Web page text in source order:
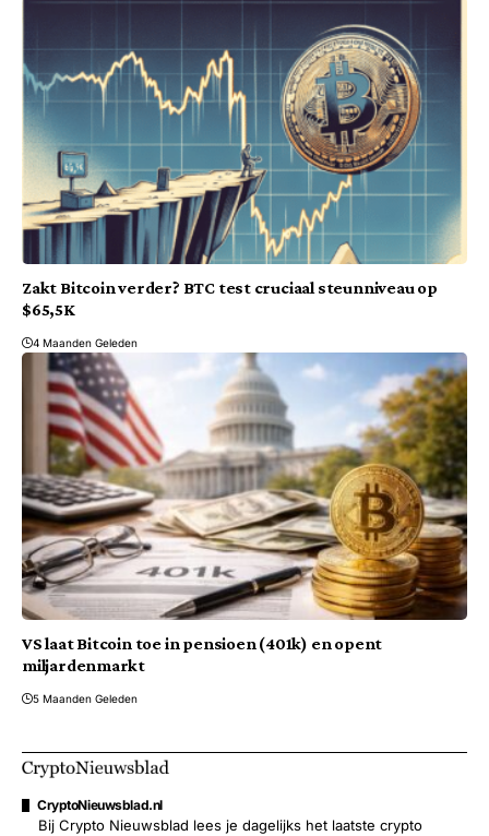
Zakt Bitcoin verder? BTC test cruciaal steunniveau op
$65,5K
4 Maanden Geleden
VS laat Bitcoin toe in pensioen (401k) en opent
miljardenmarkt
5 Maanden Geleden
CryptoNieuwsblad.nl
Bij Crypto Nieuwsblad lees je dagelijks het laatste crypto